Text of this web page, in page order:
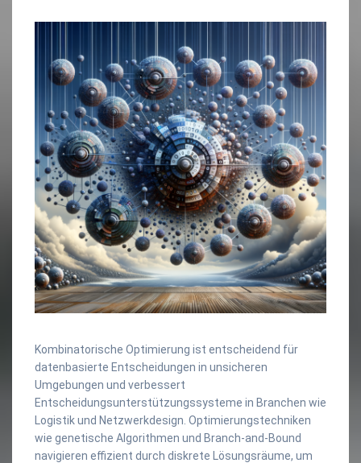
Kombinatorische Optimierung ist entscheidend für
datenbasierte Entscheidungen in unsicheren
Umgebungen und verbessert
Entscheidungsunterstützungssysteme in Branchen wie
Logistik und Netzwerkdesign. Optimierungstechniken
wie genetische Algorithmen und Branch-and-Bound
navigieren effizient durch diskrete Lösungsräume, um